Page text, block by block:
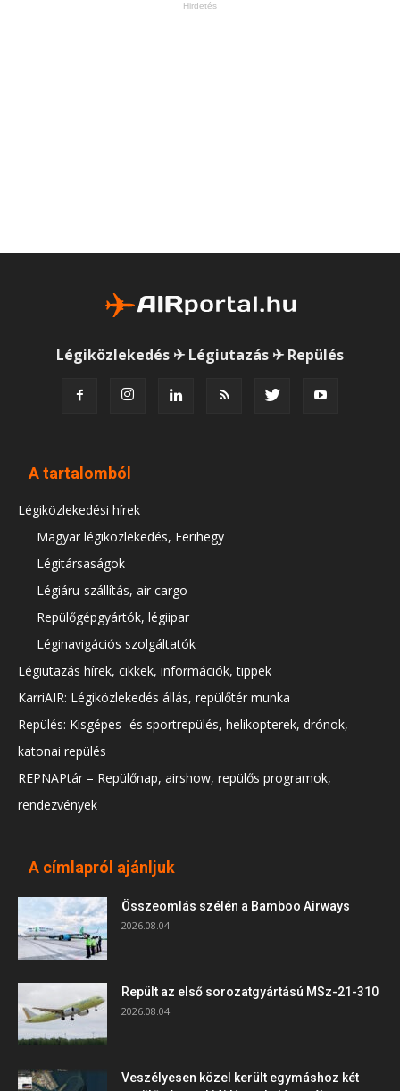
Hirdetés
Légiközlekedés ✈ Légiutazás ✈ Repülés
A tartalomból
Légiközlekedési hírek
Magyar légiközlekedés, Ferihegy
Légitársaságok
Légiáru-szállítás, air cargo
Repülőgépgyártók, légiipar
Léginavigációs szolgáltatók
Légiutazás hírek, cikkek, információk, tippek
KarriAIR: Légiközlekedés állás, repülőtér munka
Repülés: Kisgépes- és sportrepülés, helikopterek, drónok,
katonai repülés
REPNAPtár – Repülőnap, airshow, repülős programok,
rendezvények
A címlapról ajánljuk
Összeomlás szélén a Bamboo Airways
2026.08.04.
Repült az első sorozatgyártású MSz-21-310
2026.08.04.
Veszélyesen közel került egymáshoz két